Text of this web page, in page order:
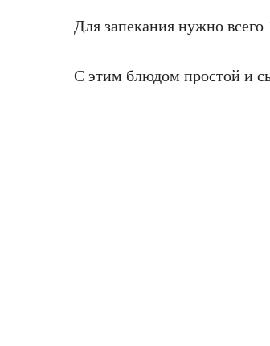
Для запекания нужно
С этим блюдом простой и